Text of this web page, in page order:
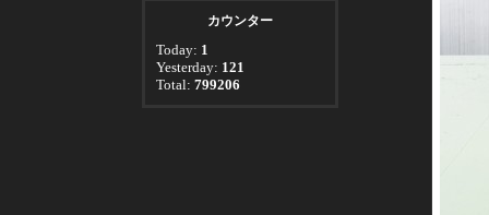
カウンター
Today: 1
Yesterday: 121
Total: 799206